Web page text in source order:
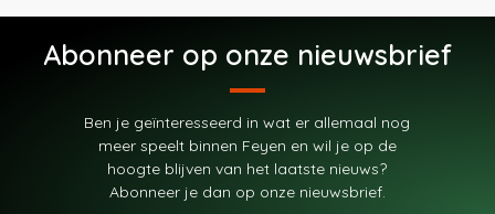
Abonneer op onze nieuwsbrief
Ben je geïnteresseerd in wat er allemaal nog
meer speelt binnen Feyen en wil je op de
hoogte blijven van het laatste nieuws?
Abonneer je dan op onze nieuwsbrief.